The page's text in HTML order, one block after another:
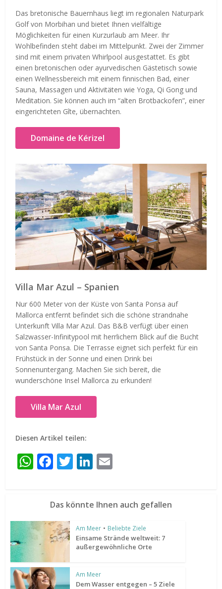
Das bretonische Bauernhaus liegt im regionalen Naturpark
Golf von Morbihan und bietet Ihnen vielfältige
Möglichkeiten für einen Kurzurlaub am Meer. Ihr
Wohlbefinden steht dabei im Mittelpunkt. Zwei der Zimmer
sind mit einem privaten Whirlpool ausgestattet. Es gibt
einen bretonischen oder ayurvedischen Gästetisch sowie
einen Wellnessbereich mit einem finnischen Bad, einer
Sauna, Massagen und Aktivitäten wie Yoga, Qi Gong und
Meditation. Sie können auch im “alten Brotbackofen”, einer
eingerichteten Gîte, übernachten.
Domaine de Kérizel
Villa Mar Azul – Spanien
Nur 600 Meter von der Küste von Santa Ponsa auf
Mallorca entfernt befindet sich die schöne strandnahe
Unterkunft Villa Mar Azul. Das B&B verfügt über einen
Salzwasser-Infinitypool mit herrlichem Blick auf die Bucht
von Santa Ponsa. Die Terrasse eignet sich perfekt für ein
Frühstück in der Sonne und einen Drink bei
Sonnenuntergang. Machen Sie sich bereit, die
wunderschöne Insel Mallorca zu erkunden!
Villa Mar Azul
Diesen Artikel teilen:
WhatsApp
Facebook
TwitterLinkedIn
Das könnte Ihnen auch gefallen
Am Meer • Beliebte Ziele
Einsame Strände weltweit: 7
außergewöhnliche Orte
Am Meer
Dem Wasser entgegen – 5 Ziele